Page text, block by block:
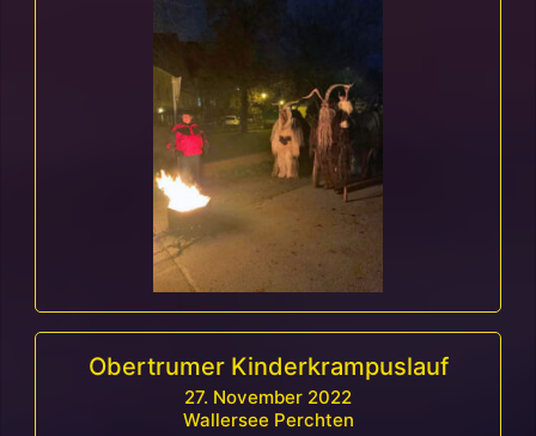
Obertrumer Kinderkrampuslauf
27. November 2022
Wallersee Perchten